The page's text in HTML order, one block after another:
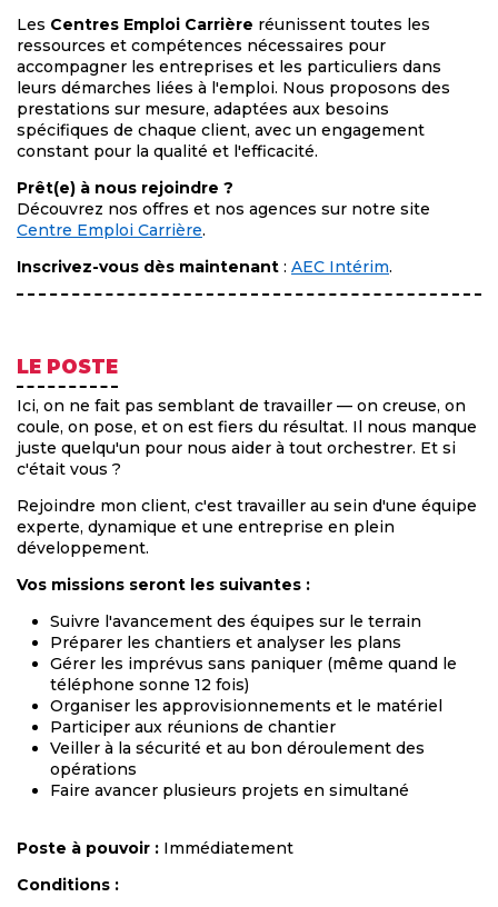
Les Centres Emploi Carrière réunissent toutes les
ressources et compétences nécessaires pour
accompagner les entreprises et les particuliers dans
leurs démarches liées à l'emploi. Nous proposons des
prestations sur mesure, adaptées aux besoins
spécifiques de chaque client, avec un engagement
constant pour la qualité et l'efficacité.
Prêt(e) à nous rejoindre ?
Découvrez nos offres et nos agences sur notre site
Centre Emploi Carrière.
Inscrivez-vous dès maintenant : AEC Intérim.
LE POSTE
Ici, on ne fait pas semblant de travailler — on creuse, on
coule, on pose, et on est fiers du résultat. Il nous manque
juste quelqu'un pour nous aider à tout orchestrer. Et si
c'était vous ?
Rejoindre mon client, c'est travailler au sein d'une équipe
experte, dynamique et une entreprise en plein
développement.
Vos missions seront les suivantes :
Suivre l'avancement des équipes sur le terrain
Préparer les chantiers et analyser les plans
Gérer les imprévus sans paniquer (même quand le
téléphone sonne 12 fois)
Organiser les approvisionnements et le matériel
Participer aux réunions de chantier
Veiller à la sécurité et au bon déroulement des
opérations
Faire avancer plusieurs projets en simultané
Poste à pouvoir : Immédiatement
Conditions :